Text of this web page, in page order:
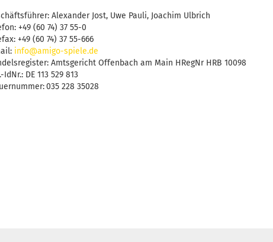
Alexander Jost, Uwe Pauli, Joachim Ulbrich
+49 (60 74) 37 55-0
+49 (60 74) 37 55-666
info@amigo-spiele.de
Amtsgericht Offenbach am Main HRegNr HRB 10098
IdNr.: DE 113 529 813
035 228 35028